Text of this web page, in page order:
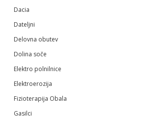
Dacia
Dateljni
Delovna obutev
Dolina soče
Elektro polnilnice
Elektroerozija
Fizioterapija Obala
Gasilci